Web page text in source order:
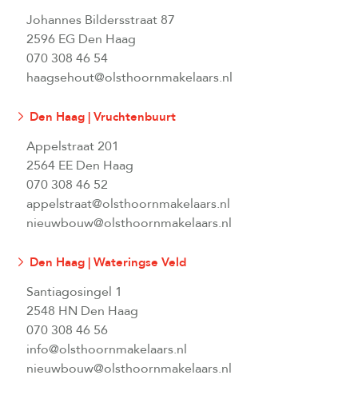
Johannes Bildersstraat 87
2596 EG Den Haag
070 308 46 54
haagsehout@olsthoornmakelaars.nl
Den Haag | Vruchtenbuurt
Appelstraat 201
2564 EE Den Haag
070 308 46 52
appelstraat@olsthoornmakelaars.nl
nieuwbouw@olsthoornmakelaars.nl
Den Haag | Wateringse Veld
Santiagosingel 1
2548 HN Den Haag
070 308 46 56
info@olsthoornmakelaars.nl
nieuwbouw@olsthoornmakelaars.nl